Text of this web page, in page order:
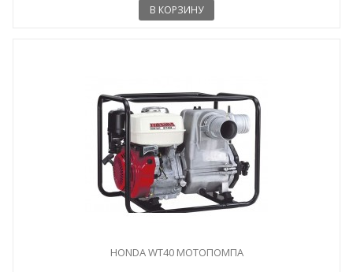
В КОРЗИНУ
HONDA WT40 МОТОПОМПА